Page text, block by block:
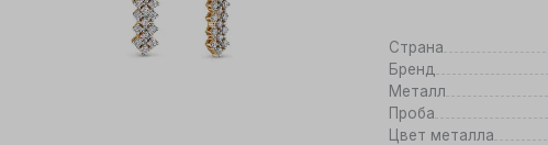
Страна
Бренд
Металл
Проба
Цвет металла